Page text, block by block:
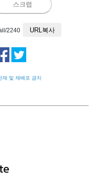
스크랩
2240 URL복사
재 및 재배포 금지